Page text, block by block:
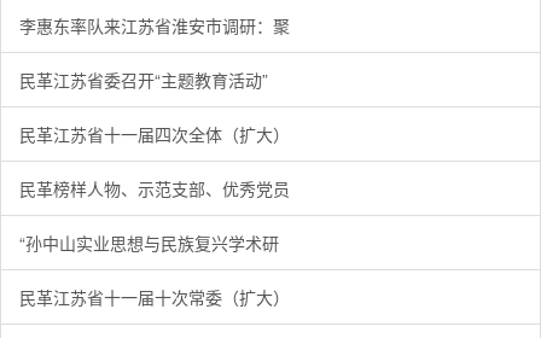
李惠东率队来江苏省淮安市调研：聚
民革江苏省委召开“主题教育活动”
民革江苏省十一届四次全体（扩大）
民革榜样人物、示范支部、优秀党员
“孙中山实业思想与民族复兴学术研
民革江苏省十一届十次常委（扩大）